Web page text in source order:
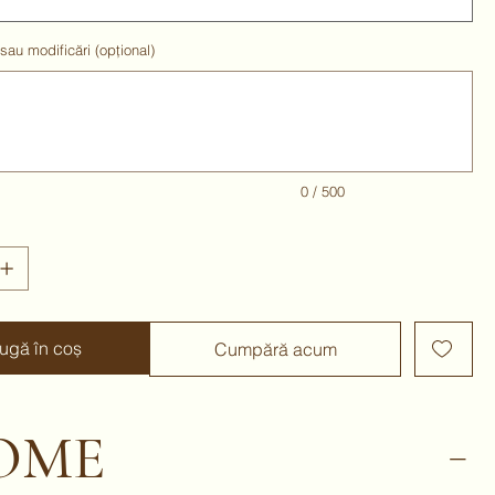
modificări (opțional)
0 / 500
în coș Cumpără acum